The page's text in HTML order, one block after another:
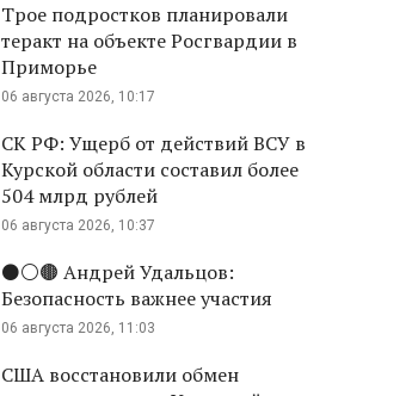
Трое подростков планировали
теракт на объекте Росгвардии в
Приморье
06 августа 2026, 10:17
СК РФ: Ущерб от действий ВСУ в
Курской области составил более
504 млрд рублей
06 августа 2026, 10:37
⚫️⚪️🟤 Андрей Удальцов:
Безопасность важнее участия
06 августа 2026, 11:03
США восстановили обмен